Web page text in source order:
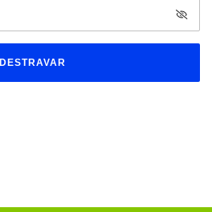
DESTRAVAR